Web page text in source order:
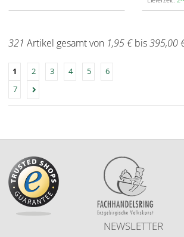
321 Artikel gesamt von 1,95 €bis395,00
1 2 3 4 5
6
7
NEWSLETTER